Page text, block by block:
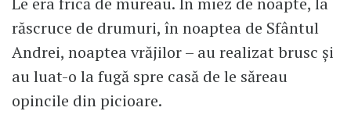
răscruce de drumuri, în noaptea de Sfântul
Andrei, noaptea vrăjilor – au realizat brusc și
au luat-o la fugă spre casă de le săreau
opincile din picioare.